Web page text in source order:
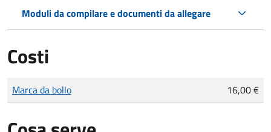
Moduli da compilare e documenti da allegare
Costi
Tipo di pagamento
Importo
Marca da bollo 16,00 €